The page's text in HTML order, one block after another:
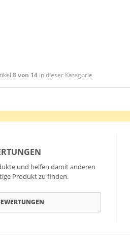
8 von 14 in dieser Kategorie
und helfen damit anderen
Produkt zu finden.